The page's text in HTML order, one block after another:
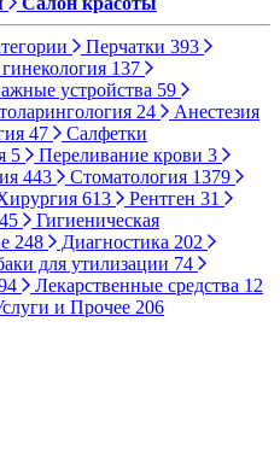
Перчатки 393
137
устройства 59
24
Анестезия
47
Салфетки
5 Переливание крови 3
443 Стоматология 1379
613 Рентген 31
Гигиеническая
248 Диагностика 202
для утилизации 74
Лекарственные средства 12
и Прочее 206